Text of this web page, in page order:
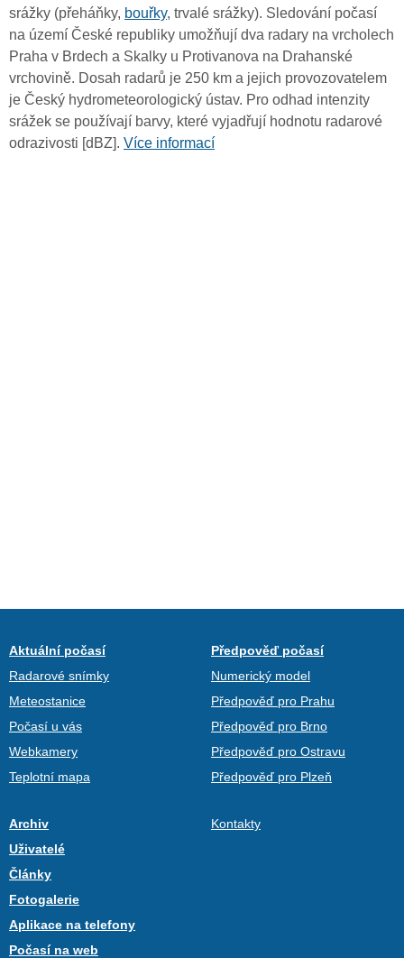
srážky (přeháňky, bouřky, trvalé srážky). Sledování počasí
na území České republiky umožňují dva radary na vrcholech
Praha v Brdech a Skalky u Protivanova na Drahanské
vrchovině. Dosah radarů je 250 km a jejich provozovatelem
je Český hydrometeorologický ústav. Pro odhad intenzity
srážek se používají barvy, které vyjadřují hodnotu radarové
odrazivosti [dBZ]. Více informací
Aktuální počasí
Radarové snímky
Meteostanice
Počasí u vás
Webkamery
Teplotní mapa
Předpověď počasí
Numerický model
Předpověď pro Prahu
Předpověď pro Brno
Předpověď pro Ostravu
Předpověď pro Plzeň
Archiv
Uživatelé
Články
Fotogalerie
Aplikace na telefony
Počasí na web
Kontakty